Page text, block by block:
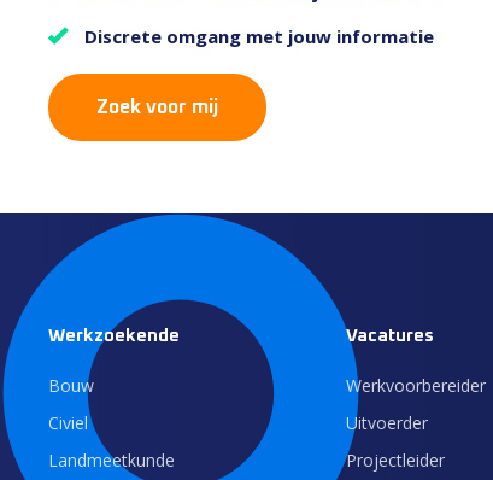
Discrete omgang met jouw informatie
Zoek voor mij
Werkzoekende
Bouw
Civiel
Landmeetkunde
Vacatures
Werkvoorbereider
Uitvoerder
Projectleider